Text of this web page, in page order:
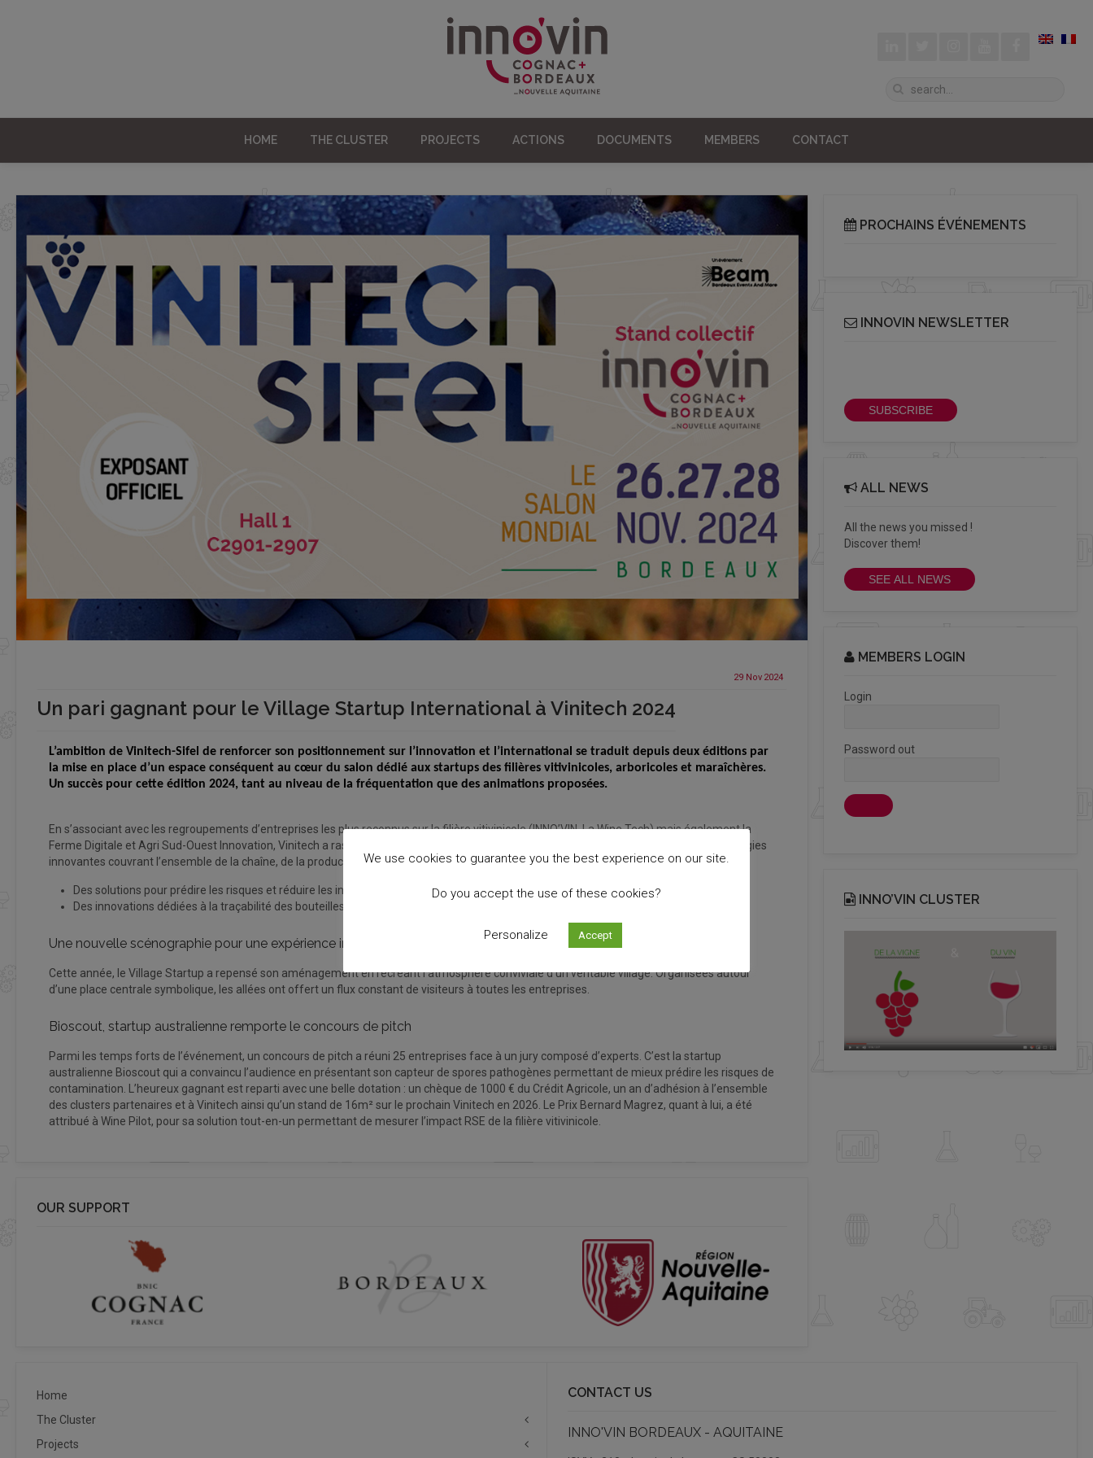
HOME THE CLUSTER PROJECTS ACTIONS DOCUMENTS MEMBERS CONTACT
29 Nov 2024
Un pari gagnant pour le Village Startup International à Vinitech 2024
L’ambition de Vinitech-Sifel de renforcer son positionnement sur l’innovation et l’international se traduit depuis deux éditions par
la mise en place d’un espace conséquent au cœur du salon dédié aux startups des filières vitivinicoles, arboricoles et maraîchères.
Un succès pour cette édition 2024, tant au niveau de la fréquentation que des animations proposées.
En s’associant avec les regroupements d’entreprises les plus reconnus sur la filière vitivinicole (INNO’VIN, La Wine Tech) mais également la
Ferme Digitale et Agri Sud-Ouest Innovation, Vinitech a rassemblé près de 40 startups. Ces jeunes entreprises ont présenté des technologies
innovantes couvrant l’ensemble de la chaîne, de la production à la commercialisation. Deux grandes tendances ont émergé :
Des solutions pour prédire les risques et réduire les intrants.
Des innovations dédiées à la traçabilité des bouteilles de vin.
Une nouvelle scénographie pour une expérience immersive
Cette année, le Village Startup a repensé son aménagement en recréant l’atmosphère conviviale d’un véritable village. Organisées autour
d’une place centrale symbolique, les allées ont offert un flux constant de visiteurs à toutes les entreprises.
Bioscout, startup australienne remporte le concours de pitch
Parmi les temps forts de l’événement, un concours de pitch a réuni 25 entreprises face à un jury composé d’experts. C’est la startup
australienne Bioscout qui a convaincu l’audience en présentant son capteur de spores pathogènes permettant de mieux prédire les risques de
contamination. L’heureux gagnant est reparti avec une belle dotation : un chèque de 1000 € du Crédit Agricole, un an d’adhésion à l’ensemble
des clusters partenaires et à Vinitech ainsi qu’un stand de 16m² sur le prochain Vinitech en 2026. Le Prix Bernard Magrez, quant à lui, a été
attribué à Wine Pilot, pour sa solution tout-en-un permettant de mesurer l’impact RSE de la filière vitivinicole.
OUR SUPPORT
PROCHAINS ÉVÉNEMENTS
INNOVIN NEWSLETTER
SUBSCRIBE
ALL NEWS
All the news you missed !
Discover them!
SEE ALL NEWS
MEMBERS LOGIN
Login
Password out
INNO’VIN CLUSTER
Home
The Cluster
Projects
CONTACT US
INNO'VIN BORDEAUX - AQUITAINE
We use cookies to guarantee you the best experience on our site.
Do you accept the use of these cookies?
Personalize Accept